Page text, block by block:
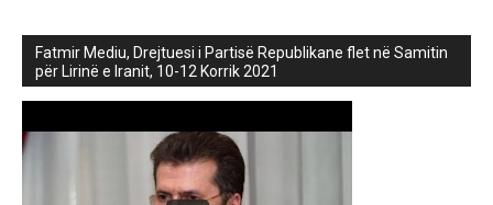
Fatmir Mediu, Drejtuesi i Partisë Republikane flet në Samitin
për Lirinë e Iranit, 10-12 Korrik 2021